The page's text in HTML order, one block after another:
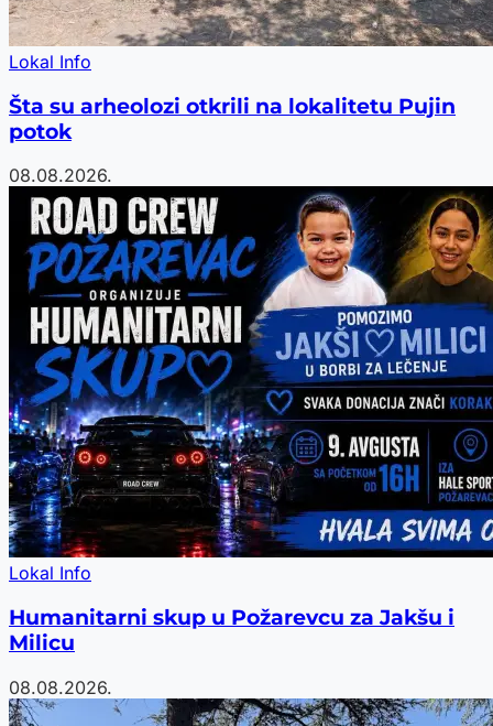
Lokal Info
Šta su arheolozi otkrili na lokalitetu Pujin
potok
08.08.2026.
Lokal Info
Humanitarni skup u Požarevcu za Jakšu i
Milicu
08.08.2026.